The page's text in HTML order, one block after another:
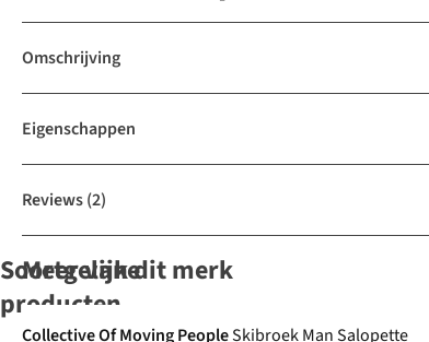
Omschrijving
Eigenschappen
Reviews(2)
Soortgelijke
producten
Meer van dit merk
Collective Of Moving PeopleSkibroek Man Salopette